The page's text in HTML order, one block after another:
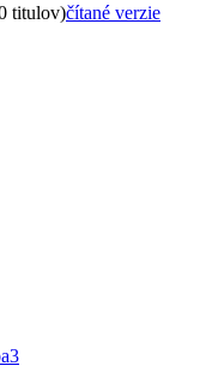
titulov)čítané verzie
3